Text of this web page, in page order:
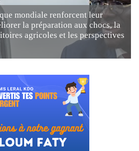
mondiale renforcent leur
la préparation aux chocs, la
agricoles et les perspectives